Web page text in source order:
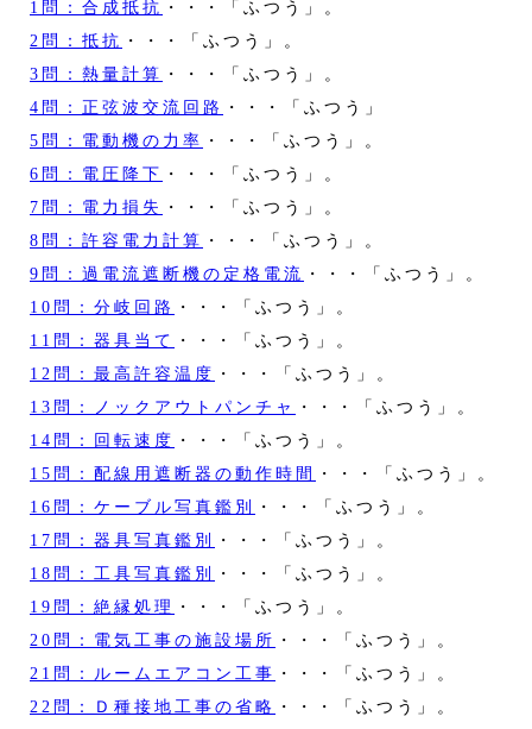
1問：合成抵抗 ・・・「ふつう」。
2問：抵抗 ・・・「ふつう」。
3問：熱量計算 ・・・「ふつう」。
4問：正弦波交流回路
・・・「ふつう」
5問：電動機の力率 ・・・「ふつう」。
6問：電圧降下 ・・・「ふつう」。
7問：電力損失
・・・「ふつう」。
8問：許容電力計算 ・・・「ふつう」。
9問：過電流遮断機の定格電流 ・・・「ふつう」。
10問：分岐回路
・・・「ふつう」。
11問：器具当て
・・・「ふつう」。
12問：最高許容温度 ・・・「ふつう」。
13問：ノックアウトパンチャ
・・・「ふつう」。
14問：回転速度 ・・・「ふつう」。
15問：配線用遮断器の動作時間
・・・「ふつう」。
16問：ケーブル写真鑑別
・・・「ふつう」。
17問：器具写真鑑別
・・・「ふつう」。
18問：工具写真鑑別
・・・「ふつう」。
19問：絶縁処理
・・・「ふつう」。
20問：電気工事の施設場所 ・・・「ふつう」。
21問：ルームエアコン工事 ・・・「ふつう」。
22問：Ｄ種接地工事の省略 ・・・「ふつう」。